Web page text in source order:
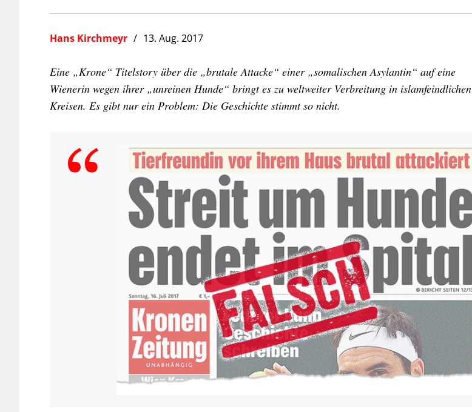
Hans Kirchmeyr 13. Aug. 2017
Eine „Krone“ Titelstory über die „brutale Attacke“ einer „somalischen Asylantin“ auf eine
Wienerin wegen ihrer „unreinen Hunde“ bringt es zu weltweiter Verbreitung in islamfeindlichen
Kreisen. Es gibt nur ein Problem: Die Geschichte stimmt so nicht.